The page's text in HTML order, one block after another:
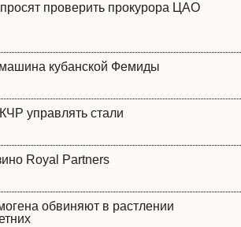
просят проверить прокурора ЦАО
кубанской Фемиды
управлять стали
Royal Partners
обвиняют в растлении